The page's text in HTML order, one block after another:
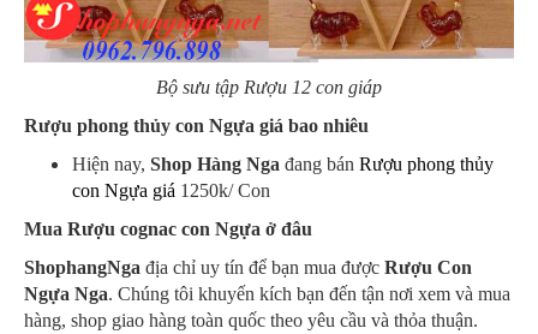
Bộ sưu tập Rượu 12 con giáp
Rượu phong thủy con Ngựa giá bao nhiêu
Hiện nay, Shop Hàng Nga đang bán Rượu phong thủy
con Ngựa giá 1250k/ Con
Mua Rượu cognac con Ngựa ở đâu
ShophangNga địa chỉ uy tín để bạn mua được Rượu Con
Ngựa Nga. Chúng tôi khuyến kích bạn đến tận nơi xem và mua
hàng, shop giao hàng toàn quốc theo yêu cầu và thỏa thuận.